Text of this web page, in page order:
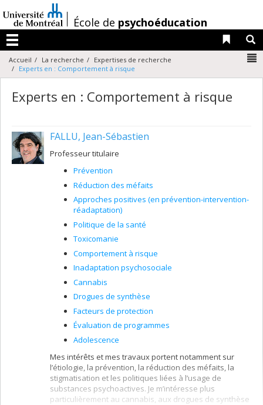
au
contenu
/École de psychoéducation
Menu
Liens
Accueil La recherche
Expertises de recherche
Experts en : Comportement à risque
Experts en : Comportement à risque
FALLU, Jean-Sébastien
Professeur titulaire
Prévention
Réduction des méfaits
Approches positives (en prévention-intervention-
réadaptation)
Politique de la santé
Toxicomanie
Comportement à risque
Inadaptation psychosociale
Cannabis
Drogues de synthèse
Facteurs de protection
Évaluation de programmes
Adolescence
Mes intérêts et mes travaux portent notamment sur
l’étiologie, la prévention, la réduction des méfaits, la
stigmatisation et les politiques liées à l’usage de
substances psychoactives. Je m’intéresse plus
particulièrement au cannabis, aux drogues de synthèse